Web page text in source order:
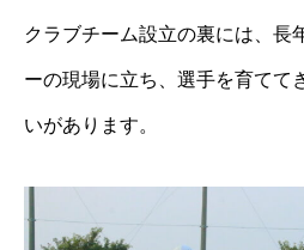
クラブチーム設立の裏には、長
ーの現場に立ち、選手を育てて
いがあります。